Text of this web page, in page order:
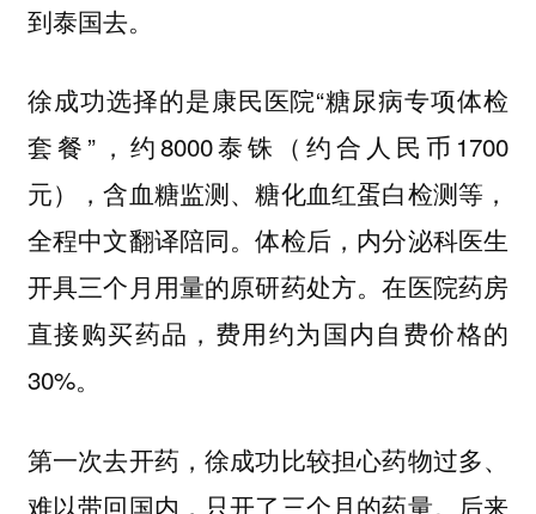
到泰国去。
徐成功选择的是康民医院“糖尿病专项体检
套餐”，约8000泰铢（约合人民币1700
元），含血糖监测、糖化血红蛋白检测等，
全程中文翻译陪同。体检后，内分泌科医生
开具三个月用量的原研药处方。在医院药房
直接购买药品，费用约为国内自费价格的
30%。
第一次去开药，徐成功比较担心药物过多、
难以带回国内，只开了三个月的药量。后来